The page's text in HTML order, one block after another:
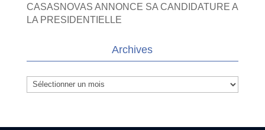
CASASNOVAS ANNONCE SA CANDIDATURE A
LA PRESIDENTIELLE
Archives
Archives